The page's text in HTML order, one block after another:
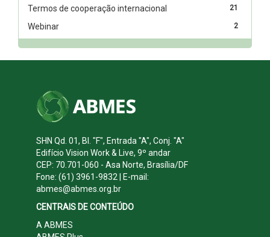
21
Termos de cooperação internacional
2
Webinar
SHN Qd. 01, Bl. "F", Entrada "A", Conj. "A"
Edifício Vision Work & Live, 9º andar
CEP: 70.701-060 - Asa Norte, Brasília/DF
Fone: (61) 3961-9832 | E-mail:
abmes@abmes.org.br
CENTRAIS DE CONTEÚDO
A ABMES